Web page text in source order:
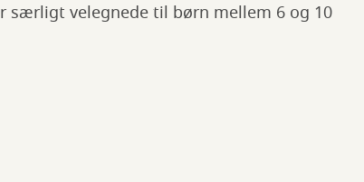
særligt velegnede til børn mellem 6 og 10